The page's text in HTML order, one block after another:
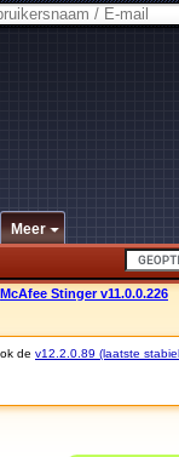
Meer
McAfee Stinger v11.0.0.226
de v12.2.0.89 (laatste